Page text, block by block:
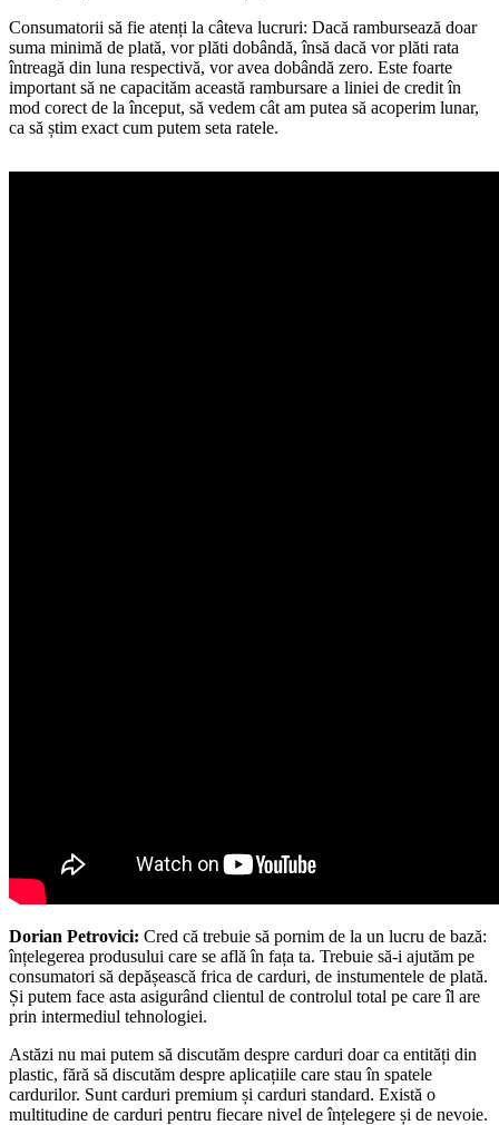
Consumatorii să fie atenți la câteva lucruri: Dacă rambursează doar
suma minimă de plată, vor plăti dobândă, însă dacă vor plăti rata
întreagă din luna respectivă, vor avea dobândă zero. Este foarte
important să ne capacităm această rambursare a liniei de credit în
mod corect de la început, să vedem cât am putea să acoperim lunar,
ca să știm exact cum putem seta ratele.
Dorian Petrovici: Cred că trebuie să pornim de la un lucru de bază:
înțelegerea produsului care se află în fața ta. Trebuie să-i ajutăm pe
consumatori să depășească frica de carduri, de instumentele de plată.
Și putem face asta asigurând clientul de controlul total pe care îl are
prin intermediul tehnologiei.
Astăzi nu mai putem să discutăm despre carduri doar ca entități din
plastic, fără să discutăm despre aplicațiile care stau în spatele
cardurilor. Sunt carduri premium și carduri standard. Există o
multitudine de carduri pentru fiecare nivel de înțelegere și de nevoie.